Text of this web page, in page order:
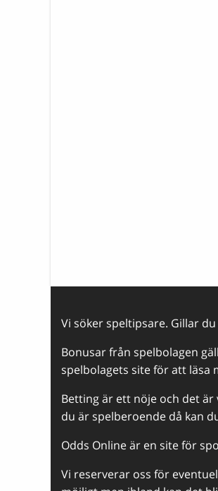
Vi söker speltipsare. Gillar
Bonusar från spelbolagen
spelbolagets site för att läsa
Betting är ett nöje och det
du är spelberoende då kan
Odds Online är en site för
Vi reserverar oss för